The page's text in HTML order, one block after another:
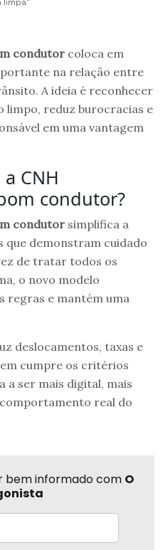
limpa"
condutor coloca em
na relação entre
A ideia é reconhecer
limpo, reduz burocracias e
em uma vantagem
CNH
condutor?
condutor simplifica a
demonstram cuidado
de tratar todos os
o novo modelo
regras e mantém uma
deslocamentos, taxas e
cumpre os critérios
a ser mais digital, mais
real do
bem informado com O